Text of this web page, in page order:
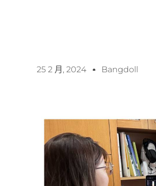
25 2 月, 2024 Bangdoll